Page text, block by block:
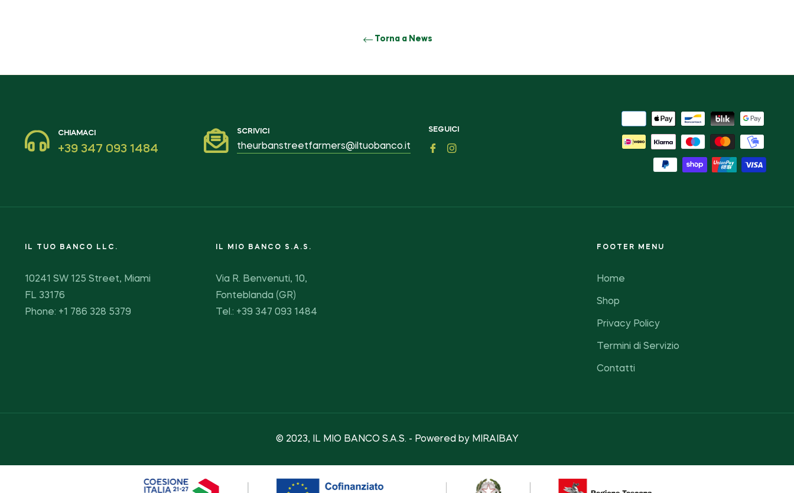
Torna a News
CHIAMACI
+39 347 093 1484
SCRIVICI
theurbanstreetfarmers@iltuobanco.it
SEGUICI
Fb Ins
IL TUO BANCO LLC.
10241 SW 125 Street, Miami
FL 33176
Phone: +1 786 328 5379
IL MIO BANCO S.A.S.
Via R. Benvenuti, 10,
Fonteblanda (GR)
Tel.: +39 347 093 1484
FOOTER MENU
Home
Shop
Privacy Policy
Termini di Servizio
Contatti
© 2023, IL MIO BANCO S.A.S. - Powered by MIRAIBAY